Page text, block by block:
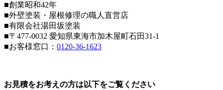
■創業昭和42年
■外壁塗装・屋根修理の職人直営店
■有限会社湯田坂塗装
■〒 477-0032 愛知県東海市加木屋町石田31-1
■お客様窓口： 0120-36-1623
お見積をお考えの方は以下をご覧ください